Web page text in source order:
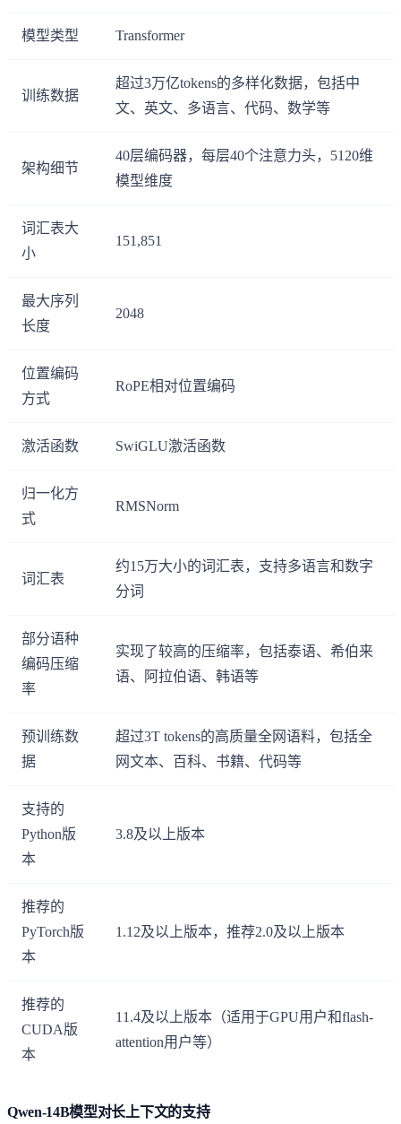
模型类型 Transformer
训练数据
超过3万亿tokens的多样化数据，包括中
文、英文、多语言、代码、数学等
架构细节
40层编码器，每层40个注意力头，5120维
模型维度
词汇表大
小
151,851
最大序列
长度
2048
位置编码
方式
RoPE相对位置编码
激活函数 SwiGLU激活函数
归一化方
式
RMSNorm
词汇表
约15万大小的词汇表，支持多语言和数字
分词
部分语种
编码压缩
率
实现了较高的压缩率，包括泰语、希伯来
语、阿拉伯语、韩语等
预训练数
据
超过3T tokens的高质量全网语料，包括全
网文本、百科、书籍、代码等
支持的
Python版
本
3.8及以上版本
推荐的
PyTorch版
本
1.12及以上版本，推荐2.0及以上版本
推荐的
CUDA版
本
11.4及以上版本（适用于GPU用户和flash-
attention用户等）
Qwen-14B模型对长上下文的支持